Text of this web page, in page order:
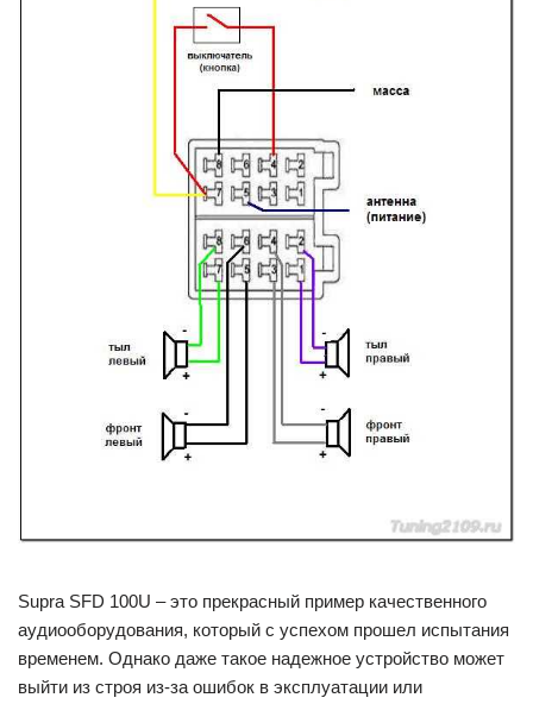
Supra SFD 100U – это прекрасный пример качественного
аудиооборудования, который с успехом прошел испытания
временем. Однако даже такое надежное устройство может
выйти из строя из-за ошибок в эксплуатации или